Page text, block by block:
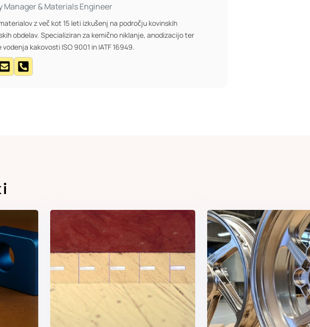
Manager & Materials Engineer
z več kot 15 leti izkušenj na področju kovinskih
obdelav. Specializiran za kemično niklanje, anodizacijo ter
kakovosti ISO 9001 in IATF 16949.